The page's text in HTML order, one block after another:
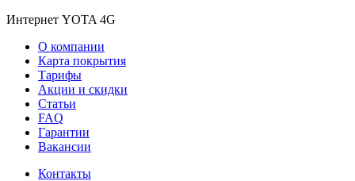
Интернет YOTA 4G
О компании
Карта покрытия
Тарифы
Акции и скидки
Статьи
FAQ
Гарантии
Вакансии
Контакты